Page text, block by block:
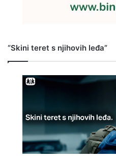
“Skini teret s njihovih leđa”